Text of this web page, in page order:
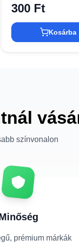
300 Ft
Kosárba
színvonalon
prémium márkák